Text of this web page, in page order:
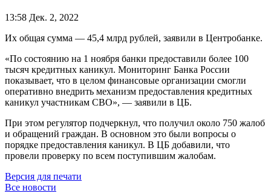
13:58 Дек. 2, 2022
Их общая сумма — 45,4 млрд рублей, заявили в Центробанке.
«По состоянию на 1 ноября банки предоставили более 100
тысяч кредитных каникул. Мониторинг Банка России
показывает, что в целом финансовые организации смогли
оперативно внедрить механизм предоставления кредитных
каникул участникам СВО», — заявили в ЦБ.
При этом регулятор подчеркнул, что получил около 750 жалоб
и обращений граждан. В основном это были вопросы о
порядке предоставления каникул. В ЦБ добавили, что
провели проверку по всем поступившим жалобам.
Версия для печати
Все новости